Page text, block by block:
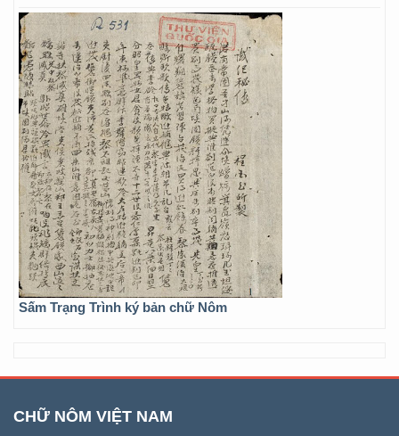
Sấm Trạng Trình ký bản chữ Nôm
CHỮ NÔM VIỆT NAM